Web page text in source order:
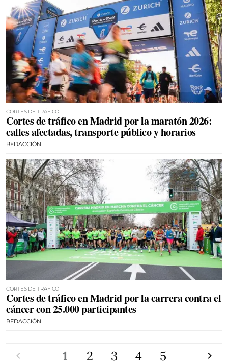
CORTES DE TRÁFICO
Cortes de tráfico en Madrid por la maratón 2026:
calles afectadas, transporte público y horarios
REDACCIÓN
CORTES DE TRÁFICO
Cortes de tráfico en Madrid por la carrera contra el
cáncer con 25.000 participantes
REDACCIÓN
1 2 3 4 5